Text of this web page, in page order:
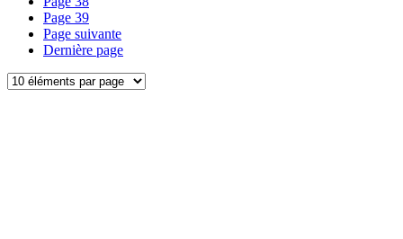
Page 39
Page suivante
Dernière page